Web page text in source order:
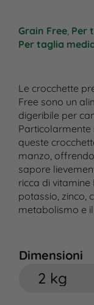
Grain Free, Per
Per taglia
Le crocchette
Free sono un
digeribile per
Particolarmente
queste
manzo,
sapore
ricca di vitamine
potassio, zinco,
metabolismo e
Dimensioni